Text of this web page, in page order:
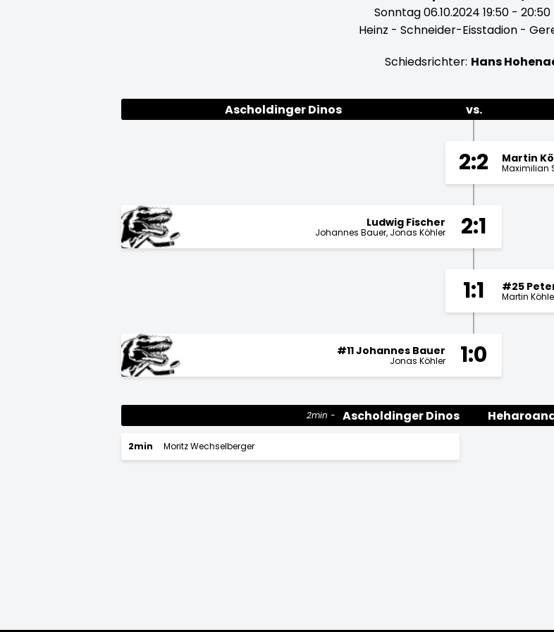
Sonntag 06.10.2024 19:50 -
Heinz - Schneider-Eisstadion -
Schiedsrichter: Hans
Ascholdinger Dinos vs.
2:2 Martin
Maximilian
2:1
Ludwig Fischer
Johannes Bauer Jonas Köhler
1:1 #25
Martin
1:0
#11 Johannes Bauer
Jonas Köhler
Ascholdinger Dinos
2min
2min Moritz Wechselberger